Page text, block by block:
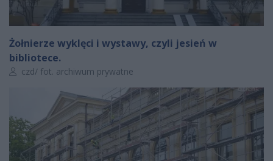
Żołnierze wyklęci i wystawy, czyli jesień w
bibliotece.
Autor artykułu:
czd/ fot. archiwum prywatne